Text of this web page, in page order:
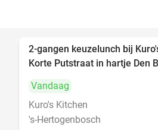
2-gangen keuzelunch bij
Korte Putstraat in hartje Den
Vandaag
Kuro's Kitchen
's-Hertogenbosch